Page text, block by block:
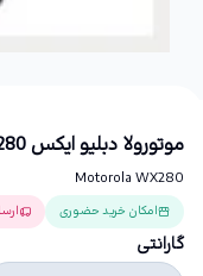
موتورولا دبلیو ایکس 280
Motorola WX280
امکان خرید حضوری
گارانتی